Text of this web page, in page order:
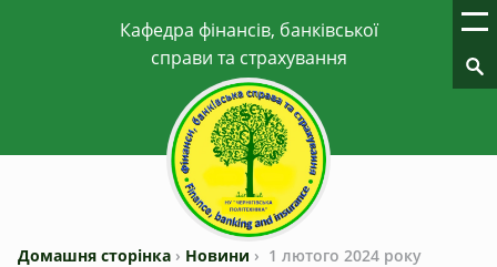
Домашня сторінка › Новини › 1 лютого 2024 року